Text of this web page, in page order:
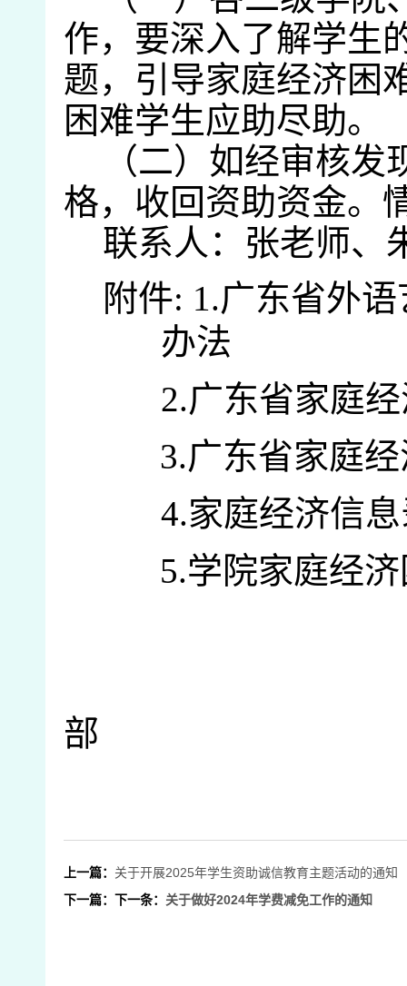
作，要深入了解学生
题，引导家庭经济困
困难学生应助尽助。
（二） 如经审核发
格，收回资助资金。
联系人：张老师、
附件: 1.广东省外
办法
2.广东省家庭
3.广东省家庭
4.家庭经济信息
5.学院家庭经
部
上一篇： 关于开展2025年学生资助诚信教育主题活动的通知
下一篇：下一条： 关于做好2024年学费减免工作的通知